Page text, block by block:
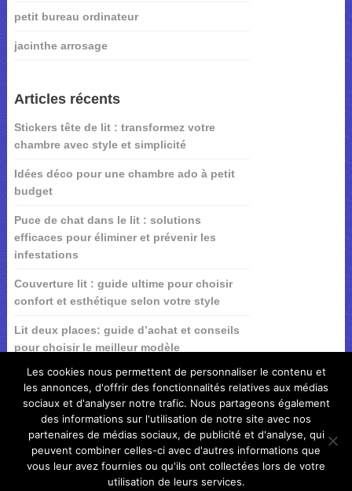
petit bureau ordinateur
jacinthe arrosage
Articles récents
Stickers tête de lit : transformez votre
chambre avec style et simplicité
Idées déco pour une chambre ado à petit
budget
Puce de chat dans le lit : solutions
efficaces pour éliminer et prévenir les
infestations
Couverture lit : guide ultime pour choisir
confort et esthétique selon votre style
Lit deux places: guide d’achat et conseils
pour choisir le meilleur modèle
Idee et astuce de la maison Copyright © 2026.
Les cookies nous permettent de personnaliser le contenu et
les annonces, d'offrir des fonctionnalités relatives aux médias
sociaux et d'analyser notre trafic. Nous partageons également
des informations sur l'utilisation de notre site avec nos
partenaires de médias sociaux, de publicité et d'analyse, qui
peuvent combiner celles-ci avec d'autres informations que
vous leur avez fournies ou qu'ils ont collectées lors de votre
utilisation de leurs services.